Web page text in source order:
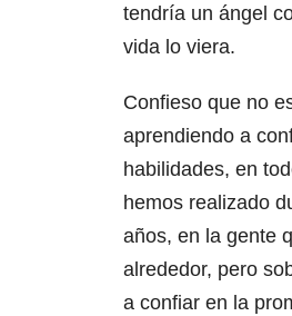
tendría un ángel
vida lo viera.
Confieso que no
aprendiendo a
habilidades, en
hemos realizado
años, en la gente
alrededor, pero
a confiar en la